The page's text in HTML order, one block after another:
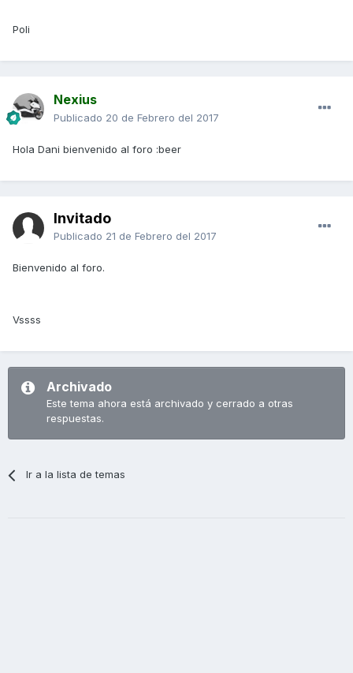
Poli
Nexius
Publicado 20 de Febrero del 2017
Hola Dani bienvenido al foro :beer
Invitado
Publicado 21 de Febrero del 2017
Bienvenido al foro.
Vssss
Archivado
Este tema ahora está archivado y cerrado a otras
respuestas.
Ir a la lista de temas